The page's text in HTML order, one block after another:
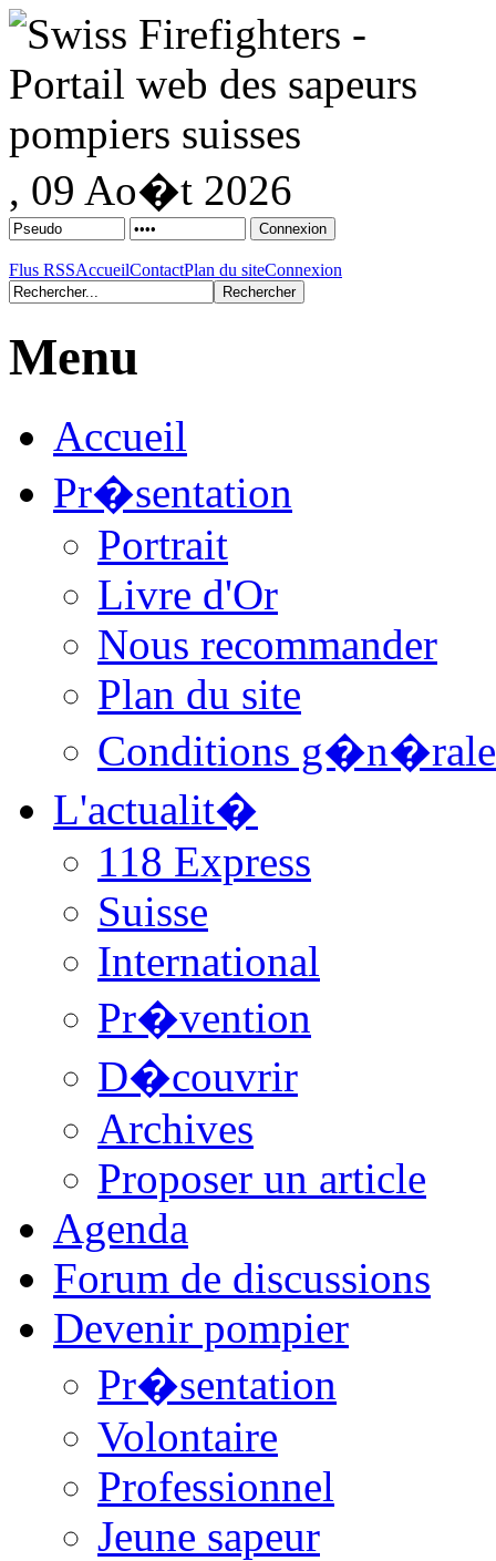
, 09 Ao�t 2026
Flus RSSAccueilContactPlan du siteConnexion
Menu
Accueil
Pr�sentation
Portrait
Livre d'Or
Nous recommander
Plan du site
Conditions
L'actualit�
118 Express
Suisse
International
Pr�vention
D�couvrir
Archives
Proposer un article
Agenda
Forum de discussions
Devenir pompier
Pr�sentation
Volontaire
Professionnel
Jeune sapeur